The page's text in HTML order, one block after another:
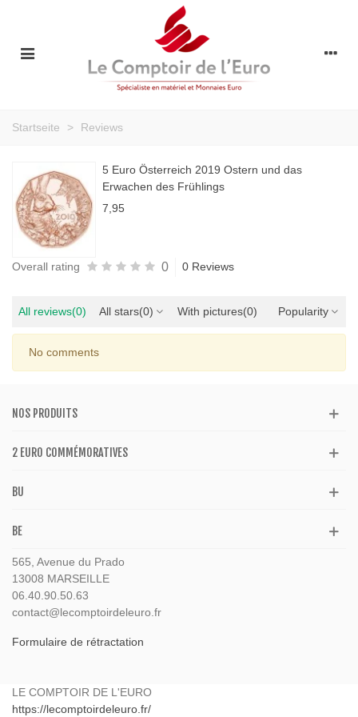
Startseite > Reviews
5 Euro Österreich 2019 Ostern und das
Erwachen des Frühlings
7,95
Overall rating 0 0 Reviews
All reviews(0) All stars(0) With pictures(0) Popularity
No comments
NOS PRODUITS
2 EURO COMMÉMORATIVES
BU
BE
565, Avenue du Prado
13008 MARSEILLE
06.40.90.50.63
contact@lecomptoirdeleuro.fr
Formulaire de rétractation
LE COMPTOIR DE L'EURO
https://lecomptoirdeleuro.fr/